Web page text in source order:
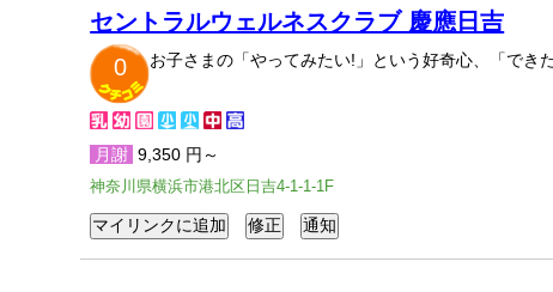
セントラルウェルネスクラブ 慶應日吉
0
お子さまの「やってみたい!」という好奇心、「でき
月謝 9,350 円～
神奈川県横浜市港北区日吉4-1-1-1F